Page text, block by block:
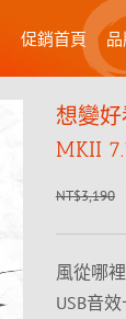
促銷首頁
想變
MKII
NT$3,190
風從哪
USB音